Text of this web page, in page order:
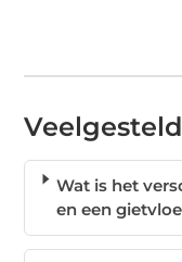
Wat is het
en een